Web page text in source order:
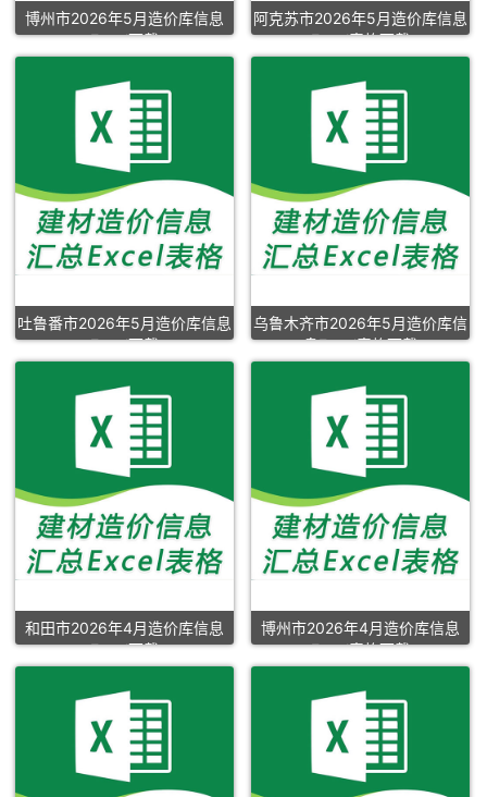
博州市2026年5月造价库信息
Excel下载
阿克苏市2026年5月造价库信息
Excel表格下载
吐鲁番市2026年5月造价库信息
Excel下载
乌鲁木齐市2026年5月造价库信
息Excel表格下载
和田市2026年4月造价库信息
Excel下载
博州市2026年4月造价库信息
Excel表格下载